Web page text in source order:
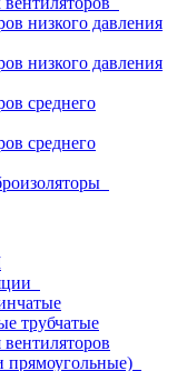
низкого давления
низкого давления
среднего
среднего
трубчатые